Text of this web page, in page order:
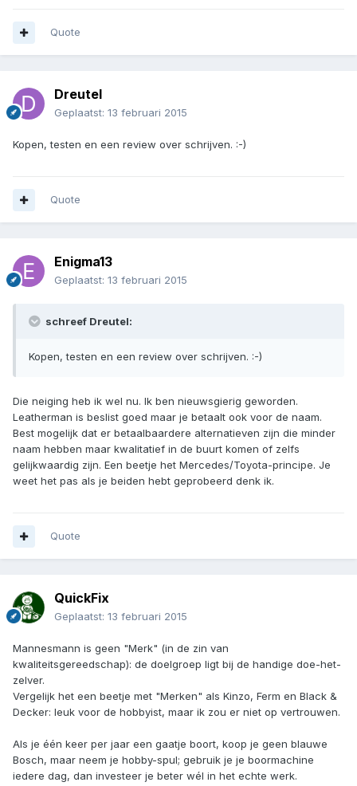
Quote
Dreutel
Geplaatst: 13 februari 2015
Kopen, testen en een review over schrijven. :-)
Quote
Enigma13
Geplaatst: 13 februari 2015
schreef Dreutel:
Kopen, testen en een review over schrijven. :-)
Die neiging heb ik wel nu. Ik ben nieuwsgierig geworden.
Leatherman is beslist goed maar je betaalt ook voor de naam.
Best mogelijk dat er betaalbaardere alternatieven zijn die minder
naam hebben maar kwalitatief in de buurt komen of zelfs
gelijkwaardig zijn. Een beetje het Mercedes/Toyota-principe. Je
weet het pas als je beiden hebt geprobeerd denk ik.
Quote
QuickFix
Geplaatst: 13 februari 2015
Mannesmann is geen "Merk" (in de zin van
kwaliteitsgereedschap): de doelgroep ligt bij de handige doe-het-
zelver.
Vergelijk het een beetje met "Merken" als Kinzo, Ferm en Black &
Decker: leuk voor de hobbyist, maar ik zou er niet op vertrouwen.
Als je één keer per jaar een gaatje boort, koop je geen blauwe
Bosch, maar neem je hobby-spul; gebruik je je boormachine
iedere dag, dan investeer je beter wél in het echte werk.